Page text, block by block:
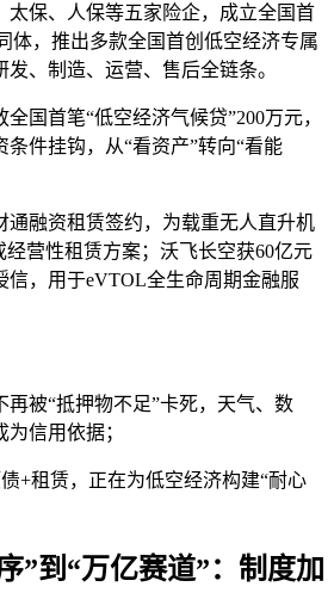
太保、人保等五家险企，成立全国首
体，推出多款全国首创低空经济专属
、制造、运营、售后全链条。
国首笔“低空经济气候贷”200万元，
条件挂钩，从“看资产”转向“看能
通融资租赁签约，为载重无人直升机
经营性租赁方案；沃飞长空获60亿元
信，用于eVTOL全生命周期金融服
再被“抵押物不足”卡死，天气、数
信用依据；
+租赁，正在为低空经济构建“耐心
”到“万亿赛道”：制度加